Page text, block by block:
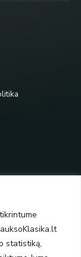
statistiką,